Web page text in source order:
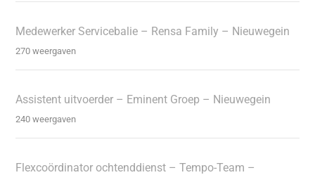
Medewerker Servicebalie – Rensa Family – Nieuwegein
270 weergaven
Assistent uitvoerder – Eminent Groep – Nieuwegein
240 weergaven
Flexcoördinator ochtenddienst – Tempo-Team –